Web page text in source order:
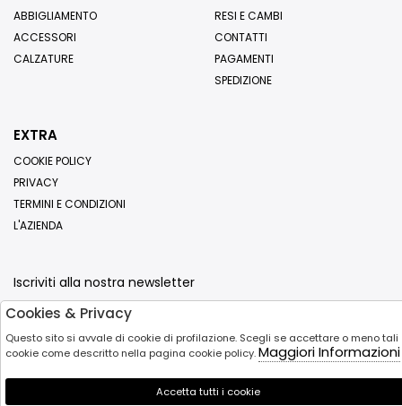
ABBIGLIAMENTO
ACCESSORI
CALZATURE
RESI E CAMBI
CONTATTI
PAGAMENTI
SPEDIZIONE
EXTRA
COOKIE POLICY
PRIVACY
TERMINI E CONDIZIONI
L'AZIENDA
Iscriviti alla nostra newsletter
Cookies & Privacy
Questo sito si avvale di cookie di profilazione. Scegli se accettare o meno tali
cookie come descritto nella pagina cookie policy.Maggiori Informazioni
Accetta tutti i cookie